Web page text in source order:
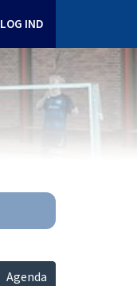
LOG IND
Agenda